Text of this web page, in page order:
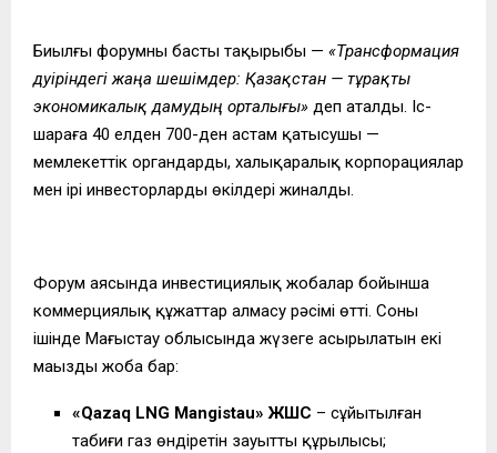
Биылғы форумның басты тақырыбы — «Трансформация
дәуіріндегі жаңа шешімдер: Қазақстан — тұрақты
экономикалық дамудың орталығы» деп аталды. Іс-
шараға 40 елден 700-ден астам қатысушы —
мемлекеттік органдардың, халықаралық корпорациялар
мен ірі инвесторлардың өкілдері жиналды.
Форум аясында инвестициялық жобалар бойынша
коммерциялық құжаттар алмасу рәсімі өтті. Соның
ішінде Маңғыстау облысында жүзеге асырылатын екі
маңызды жоба бар:
«Qazaq LNG Mangistau» ЖШС – сұйытылған
табиғи газ өндіретін зауыттың құрылысы;